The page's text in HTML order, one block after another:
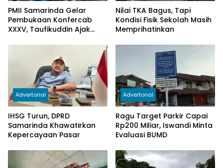
PMII Samarinda Gelar
Pembukaan Konfercab
XXXV, Taufikuddin Ajak
Persatuan
Nilai TKA Bagus, Tapi
Kondisi Fisik Sekolah Masih
Memprihatinkan
Advertorial
IHSG Turun, DPRD
Samarinda Khawatirkan
Kepercayaan Pasar
Advertorial
Ragu Target Parkir Capai
Rp200 Miliar, Iswandi Minta
Evaluasi BUMD